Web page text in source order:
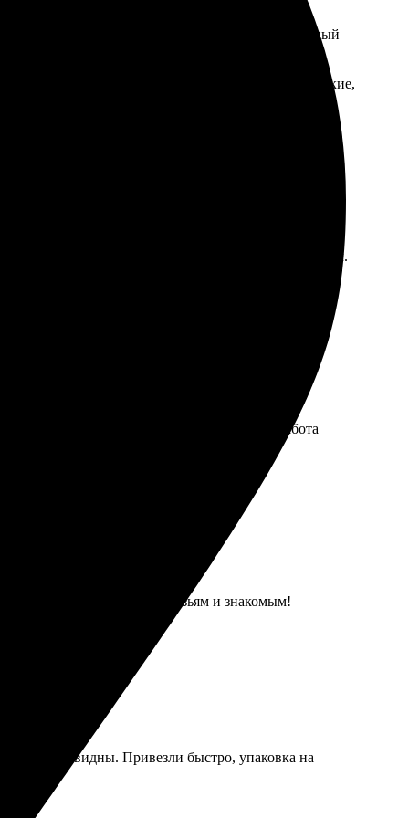
загрузила фотографии на сайт, выбрала нужный
заказа я получила подтверждение и сроки
а качество печати превзошло ожидания. Цвета яркие,
заказ. Менеджер быстро перезвонил, все объяснил.
всем, кто хочет сохранить воспоминания!
доставка. Все сделано качественно, работа
мозаики. Рекомендую друзьям и знакомым!
детали видны. Привезли быстро, упаковка на